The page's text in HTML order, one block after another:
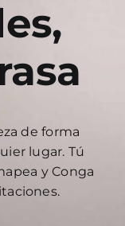
de forma
lugar. Tú
y Conga